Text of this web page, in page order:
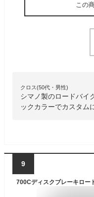
この
クロス(50代・男性)
シマノ製のロードバイ
ックカラーでカスタム
9